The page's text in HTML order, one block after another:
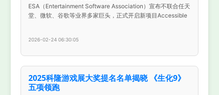
ESA（Entertainment Software Association）宣布不联合任天
堂、微软、谷歌等业界多家巨头，正式开启新项目Accessible
2026-02-24 06:30:05
2025科隆游戏展大奖提名名单揭晓 《生化9》
五项领跑